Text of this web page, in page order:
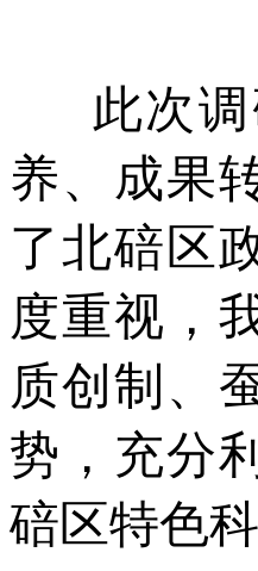
此次调
养、成果
了北碚区
度重视，
质创制、
势，充分
碚区特色